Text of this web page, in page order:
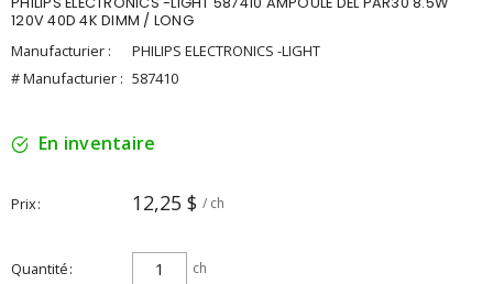
120V 40D 4K DIMM / LONG
Manufacturier :
PHILIPS ELECTRONICS -LIGHT
# Manufacturier : 587410
En inventaire
Prix 12,25 $ / ch
Quantité ch